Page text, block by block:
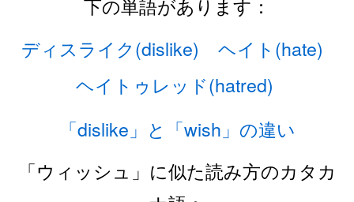
下の単語があります：
ディスライク(dislike)
ヘイト(hate)
ヘイトゥレッド(hatred)
「dislike」と「wish」の違い
「ウィッシュ」に似た読み方のカタカ